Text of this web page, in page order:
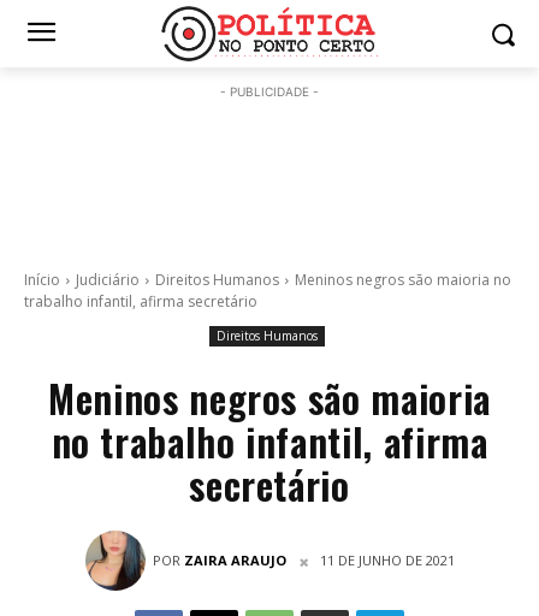
- PUBLICIDADE -
Início Judiciário Direitos Humanos
Meninos negros são maioria no
trabalho infantil, afirma secretário
Direitos Humanos
Meninos negros são maioria
no trabalho infantil, afirma
secretário
POR ZAIRA ARAUJO 11 DE JUNHO DE 2021